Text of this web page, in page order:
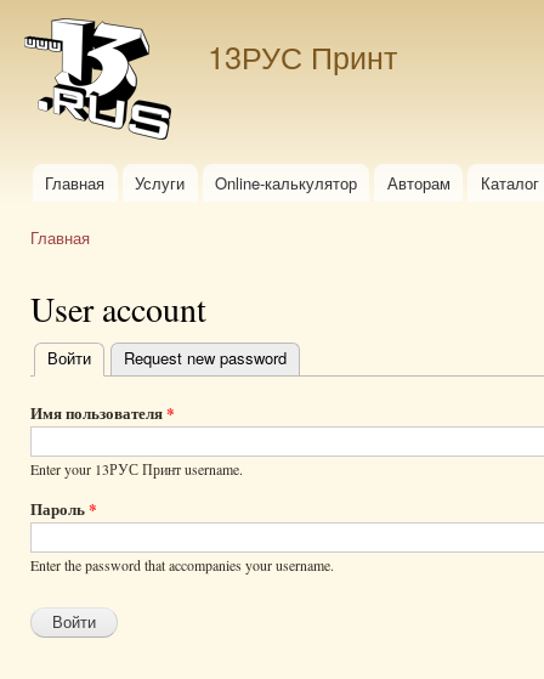
13РУС Принт
Главное меню
Главная Услуги Online-калькулятор Авторам
Главная
User account
Главные
вкладки
Войти (активная вкладка)
Request new password
Имя пользователя*
Enter your 13РУС Принт username.
Пароль*
Enter the password that accompanies your username.